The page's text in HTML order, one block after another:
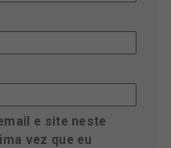
e site neste
vez que eu